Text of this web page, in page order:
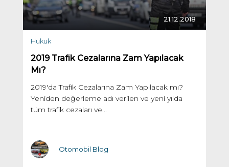
21.12.2018
Hukuk
2019 Trafik Cezalarına Zam Yapılacak
Mı?
2019'da Trafik Cezalarına Zam Yapılacak mı?
Yeniden değerleme adı verilen ve yeni yılda
tüm trafik cezaları ve...
Otomobil Blog